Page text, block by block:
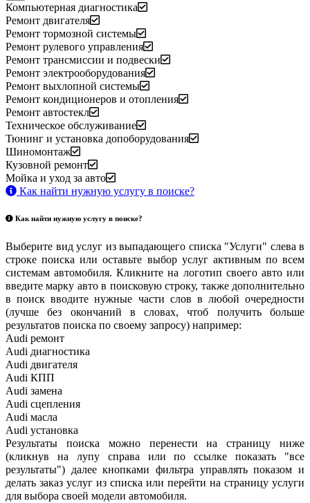
Компьютерная диагностика
Ремонт двигателя
Ремонт тормозной системы
Ремонт рулевого управления
Ремонт трансмиссии и подвески
Ремонт электрооборудования
Ремонт выхлопной системы
Ремонт кондиционеров и отопления
Ремонт автостекл
Техническое обслуживание
Тюнинг и установка допоборудования
Шиномонтаж
Кузовной ремонт
Мойка и уход за авто
Как найти нужную услугу в поиске?
Как найти нужную услугу в поиске?
Выберите вид услуг из выпадающего списка "Услуги" слева в
строке поиска или оставьте выбор услуг активным по всем
системам автомобиля. Кликните на логотип своего авто или
введите марку авто в поисковую строку, также дополнительно
в поиск вводите нужные части слов в любой очередности
(лучше без окончаний в словах, чтоб получить больше
результатов поиска по своему запросу) например:
Audi ремонт
Audi диагностика
Audi двигателя
Audi КПП
Audi замена
Audi сцепления
Audi масла
Audi установка
Результаты поиска можно перенести на страницу ниже
(кликнув на лупу справа или по ссылке показать "все
результаты") далее кнопками фильтра управлять показом и
делать заказ услуг из списка или перейти на страницу услуги
для выбора своей модели автомобиля.